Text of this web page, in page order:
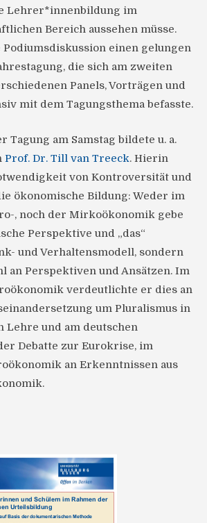
Lehrer*innenbildung im
Bereich aussehen müsse.
einen gelungen
die sich am zweiten
Panels, Vorträgen und
mit dem Tagungsthema befasste.
Tagung am Samstag bildete u. a.
Prof. Dr. Till van Treeck. Hierin
von Kontroversität und
ökonomische Bildung: Weder im
, noch der Mirkoökonomik gebe
Perspektive und „das“
und Verhaltensmodell, sondern
an Perspektiven und Ansätzen. Im
verdeutlichte er dies an
um Pluralismus in
Lehre und am deutschen
Debatte zur Eurokrise, im
an Erkenntnissen aus